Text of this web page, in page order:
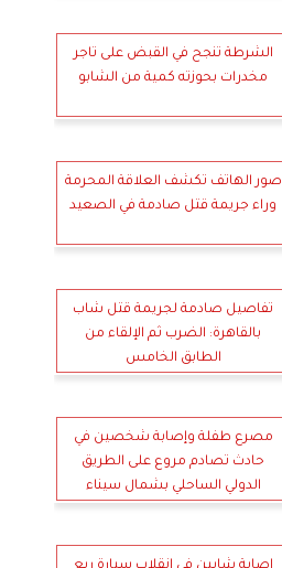
الشرطة تنجح في القبض على تاجر
مخدرات بحوزته كمية من الشابو
صور الهاتف تكشف العلاقة المحرمة
وراء جريمة قتل صادمة في الصعيد
تفاصيل صادمة لجريمة قتل شاب
بالقاهرة: الضرب ثم الإلقاء من
الطابق الخامس
مصرع طفلة وإصابة شخصين في
حادث تصادم مروع على الطريق
الدولي الساحلي بشمال سيناء